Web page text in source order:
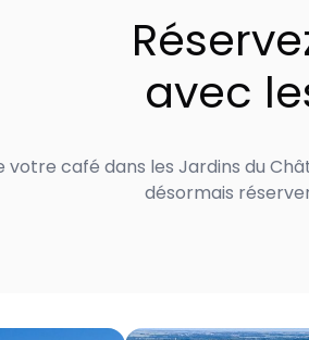
avec
votre café dans les Jardins du
désormais